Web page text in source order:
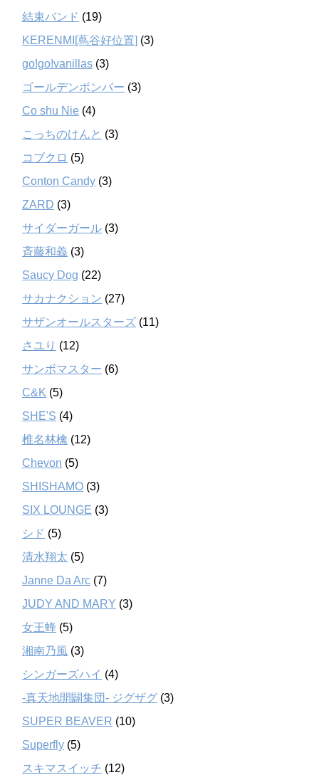
結束バンド (19)
KERENMI[蔦谷好位置] (3)
go!go!vanillas (3)
ゴールデンボンバー (3)
Co shu Nie (4)
こっちのけんと (3)
コブクロ (5)
Conton Candy (3)
ZARD (3)
サイダーガール (3)
斉藤和義 (3)
Saucy Dog (22)
サカナクション (27)
サザンオールスターズ (11)
さユり (12)
サンボマスター (6)
C&K (5)
SHE'S (4)
椎名林檎 (12)
Chevon (5)
SHISHAMO (3)
SIX LOUNGE (3)
シド (5)
清水翔太 (5)
Janne Da Arc (7)
JUDY AND MARY (3)
女王蜂 (5)
湘南乃風 (3)
シンガーズハイ (4)
-真天地開闢集団- ジグザグ (3)
SUPER BEAVER (10)
Superfly (5)
スキマスイッチ (12)